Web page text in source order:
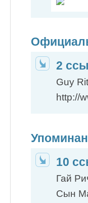
2
Guy
http://
10
Гай
Сын